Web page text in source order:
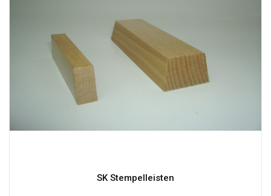
SK Stempelleisten